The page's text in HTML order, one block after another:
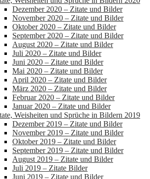
Dezember 2020 – Zitate und Bilder
November 2020 – Zitate und Bilder
Oktober 2020 – Zitate und Bilder
September 2020 – Zitate und Bilder
August 2020 – Zitate und Bilder
Juli 2020 – Zitate und Bilder
Juni 2020 – Zitate und Bilder
Mai 2020 – Zitate und Bilder
April 2020 – Zitate und Bilder
März 2020 – Zitate und Bilder
Februar 2020 – Zitate und Bilder
Januar 2020 – Zitate und Bilder
Weisheiten und Sprüche in Bildern 2019
Dezember 2019 – Zitate und Bilder
November 2019 – Zitate und Bilder
Oktober 2019 – Zitate und Bilder
September 2019 – Zitate und Bilder
August 2019 – Zitate und Bilder
Juli 2019 – Zitate Bilder
Juni 2019 – Zitate und Bilder